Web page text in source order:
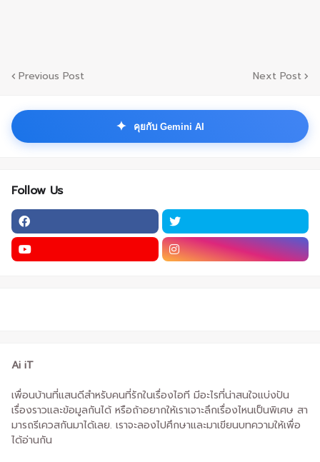
Previous Post Next Post
✦ คุยกับ Gemini AI
Follow Us
Ai iT
เพื่อนบ้านที่แสนดีสำหรับคนที่รักในเรื่องไอที มีอะไรที่น่าสนใจแบ่งปัน
เรื่องราวและข้อมูลกันได้ หรือถ้าอยากให้เราเจาะลึกเรื่องไหนเป็นพิเศษ สา
มารถรีเควสกันมาได้เลย. เราจะลองไปศึกษาและมาเขียนบทความให้เพื่อ
ได้อ่านกัน